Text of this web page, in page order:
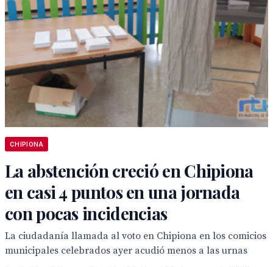
CHIPIONA
La abstención creció en Chipiona
en casi 4 puntos en una jornada
con pocas incidencias
La ciudadanía llamada al voto en Chipiona en los comicios
municipales celebrados ayer acudió menos a las urnas